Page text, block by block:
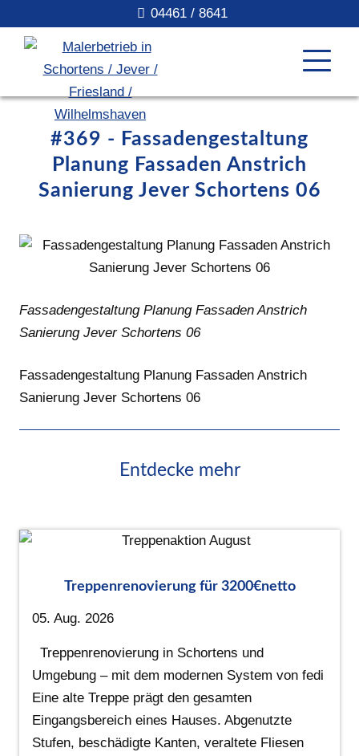
04461 / 8641
#369 - Fassadengestaltung
Planung Fassaden Anstrich
Sanierung Jever Schortens 06
Fassadengestaltung Planung Fassaden Anstrich
Sanierung Jever Schortens 06
Fassadengestaltung Planung Fassaden Anstrich
Sanierung Jever Schortens 06
Entdecke mehr
Treppenrenovierung für 3200€netto
05. Aug. 2026
Treppenrenovierung in Schortens und
Umgebung – mit dem modernen System von fedi
Eine alte Treppe prägt den gesamten
Eingangsbereich eines Hauses. Abgenutzte
Stufen, beschädigte Kanten, veraltete Fliesen